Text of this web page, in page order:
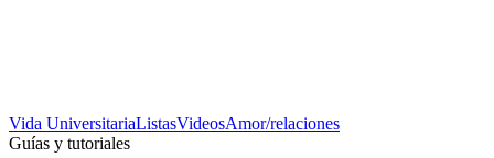
Vida UniversitariaListasVideosAmor/relaciones
Guías y tutoriales